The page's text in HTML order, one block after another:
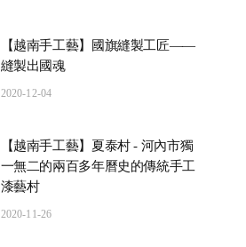
【越南手工藝】國旗縫製工匠——
縫製出國魂
2020-12-04
【越南手工藝】夏泰村 - 河內市獨
一無二的兩百多年曆史的傳統手工
漆藝村
2020-11-26